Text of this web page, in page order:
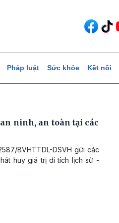
Pháp luật Sức khỏe Kết nối
ninh, an toàn tại các
BVHTTDL-DSVH gửi các
huy giá trị di tích lịch sử -